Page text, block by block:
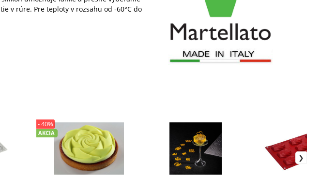
v rúre. Pre teploty v rozsahu od -60°C do
AKCIA
- 40%